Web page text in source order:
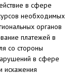
в сфере
необходимых
органов
платежей в
со стороны
в сфере
искажения